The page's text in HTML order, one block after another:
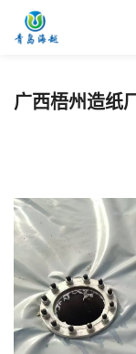
广西梧州造纸